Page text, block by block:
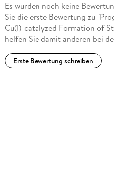
Es wurden noch keine
Sie die erste Bewertung zu
Cu(I)-catalyzed Formation of
helfen Sie damit anderen bei
Erste Bewertung schreiben